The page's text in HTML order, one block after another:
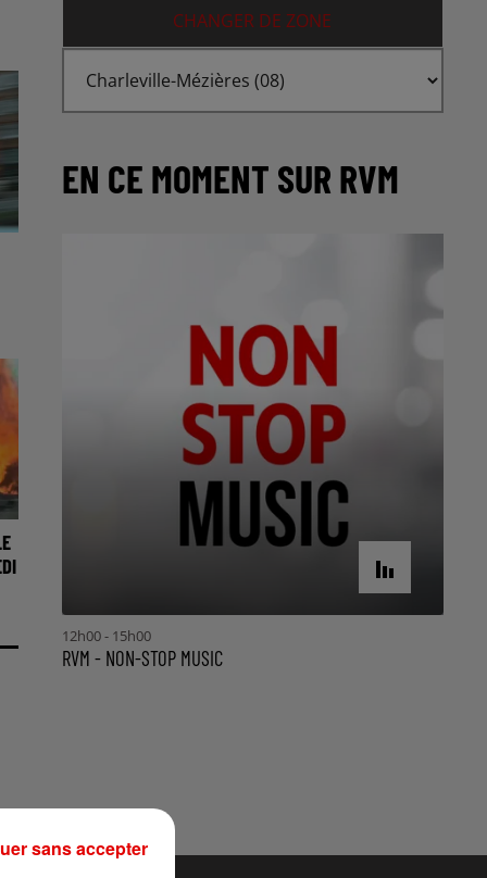
CHANGER DE ZONE
EN CE MOMENT SUR RVM
12h00 - 15h00
RVM - NON-STOP MUSIC
sans accepter